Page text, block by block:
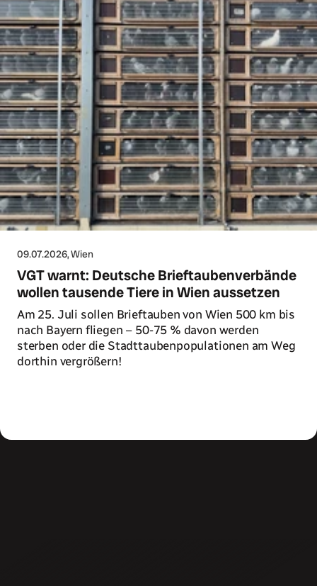
09.07.2026, Wien
VGT warnt: Deutsche Brieftaubenverbände
wollen tausende Tiere in Wien aussetzen
Am 25. Juli sollen Brieftauben von Wien 500 km bis
nach Bayern fliegen – 50-75 % davon werden
sterben oder die Stadttaubenpopulationen am Weg
dorthin vergrößern!